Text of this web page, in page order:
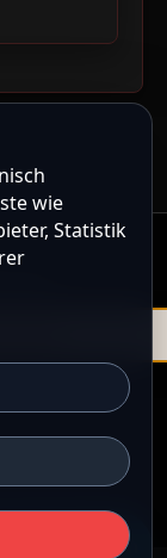
CMS
unterstützen
wie
Statistik